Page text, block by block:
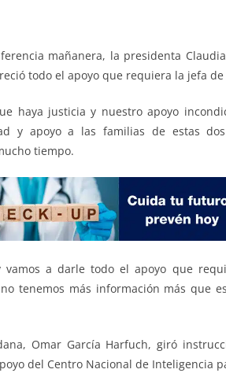
mañanera, la presidenta
todo el apoyo que requiera la jefa de
haya justicia y nuestro apoyo
y apoyo a las familias de estas
tiempo.
vamos a darle todo el apoyo que
tenemos más información más que
Omar García Harfuch, giró
del Centro Nacional de Inteligencia